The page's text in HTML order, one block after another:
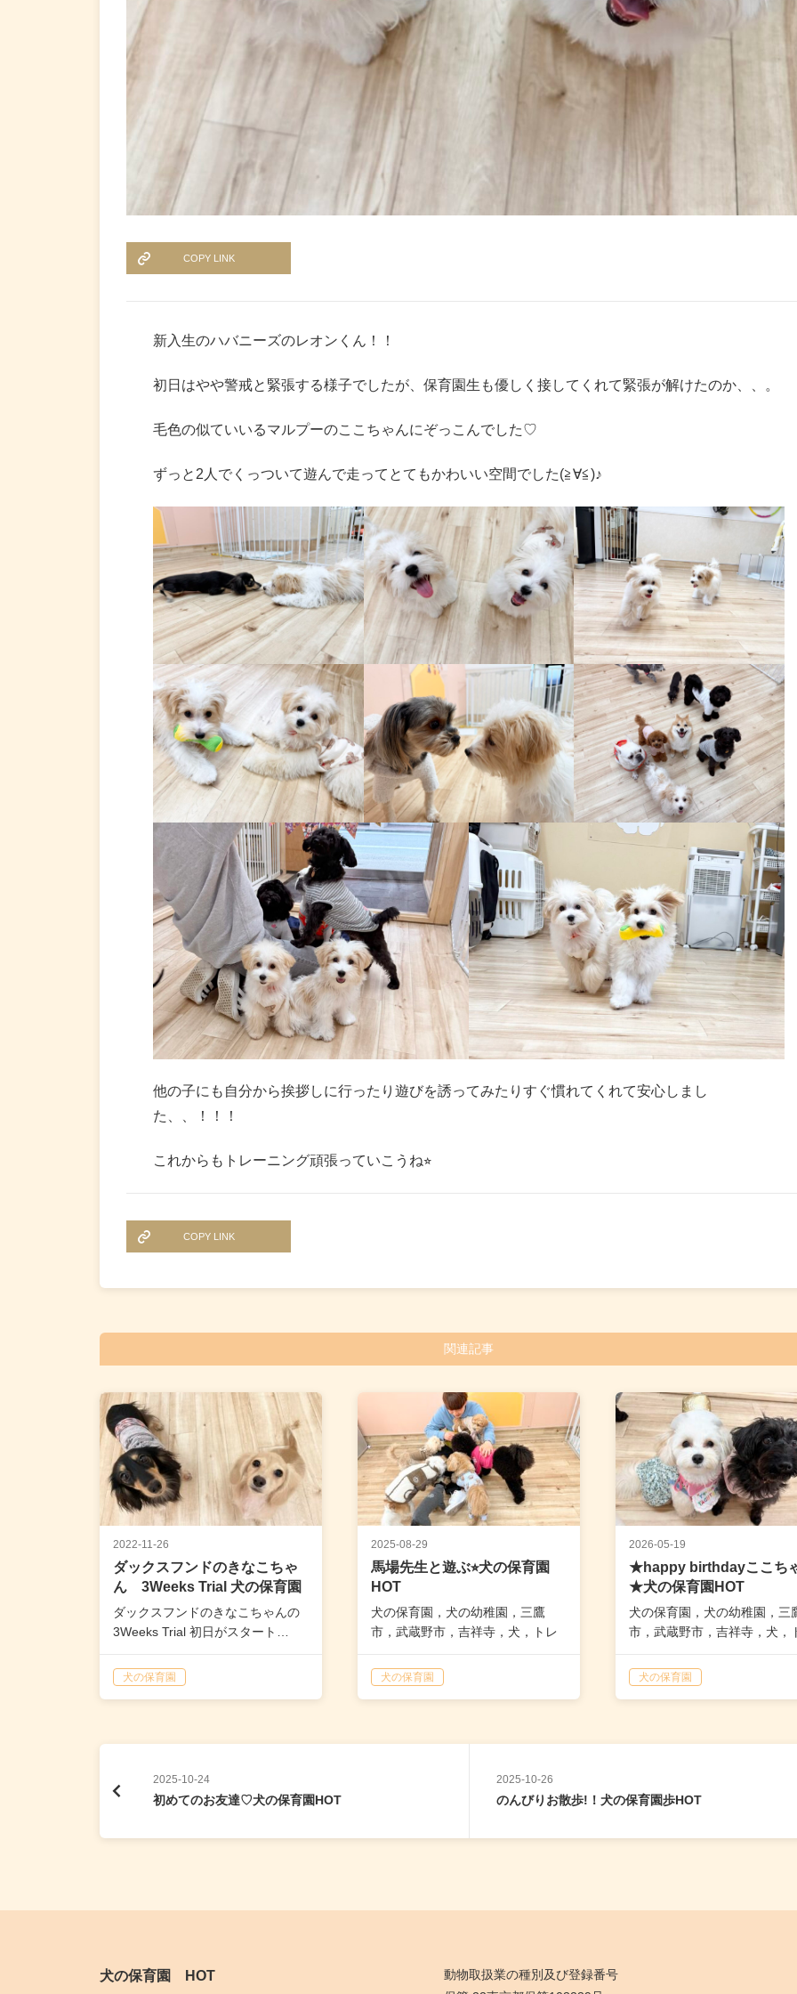
COPY LINK
新入生のハバニーズのレオンくん！！
初日はやや警戒と緊張する様子でしたが、保育園生も優しく接してくれて緊張が解けたのか、、。
毛色の似ていいるマルプーのここちゃんにぞっこんでした♡
ずっと2人でくっついて遊んで走ってとてもかわいい空間でした(≧∀≦)♪
他の子にも自分から挨拶しに行ったり遊びを誘ってみたりすぐ慣れてくれて安心しまし
た、、！！！
これからもトレーニング頑張っていこうね⭐︎
COPY LINK
関連記事
2022-11-26
ダックスフンドのきなこちゃ
ん 3Weeks Trial 犬の保育園
HOT
ダックスフンドのきなこちゃんの
3Weeks Trial 初日がスタート…
犬の保育園
2025-08-29
馬場先生と遊ぶ⭐︎犬の保育園
HOT
犬の保育園，犬の幼稚園，三鷹
市，武蔵野市，吉祥寺，犬，トレ
犬の保育園
2026-05-19
★happy birthdayここち
★犬の保育園HOT
犬の保育園，犬の幼稚園，三
市，武蔵野市，吉祥寺，犬，
犬の保育園
2025-10-24
初めてのお友達♡犬の保育園HOT
2025-10-26
のんびりお散歩!！犬の保育園歩HOT
犬の保育園 HOT
動物取扱業の種別及び登録番号